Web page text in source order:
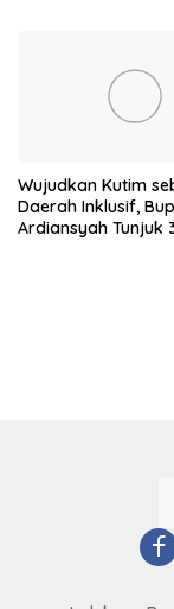
Wujudkan Kutim
Daerah Inklusif,
Ardiansyah Tunjuk